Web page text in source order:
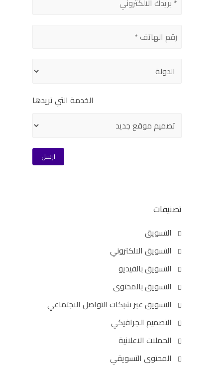
الخدمة التي تريدها
تصنيفات
التسويق
التسويق الالكتروني
التسويق بالفيديو
التسويق بالمحتوى
التسويق عبر شبكات التواصل الاجتماعي
التصميم الجرافيكي
الحملات الاعلانية
المحتوى التسويقي